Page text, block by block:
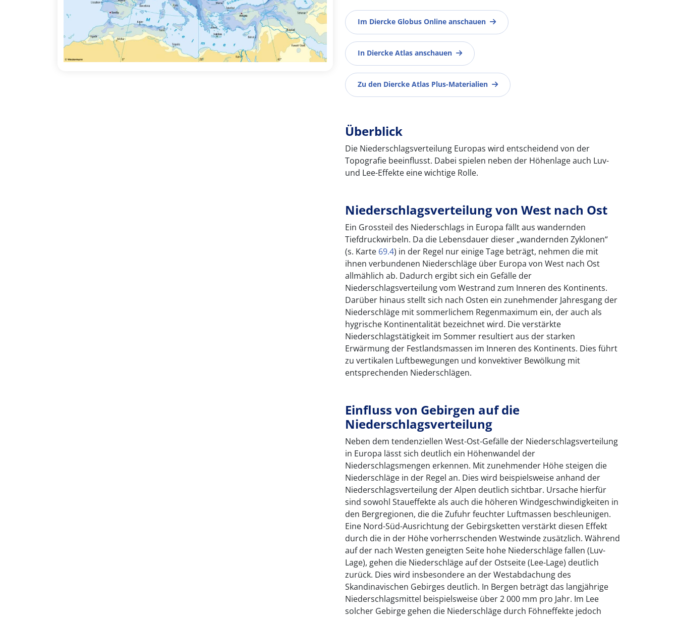
Im Diercke Globus Online anschauen
In Diercke Atlas anschauen
Zu den Diercke Atlas Plus-Materialien
Überblick
Die Niederschlagsverteilung Europas wird entscheidend von der
Topografie beeinflusst. Dabei spielen neben der Höhenlage auch Luv-
und Lee-Effekte eine wichtige Rolle.
Niederschlagsverteilung von West nach Ost
Ein Grossteil des Niederschlags in Europa fällt aus wandernden
Tiefdruckwirbeln. Da die Lebensdauer dieser „wandernden Zyklonen“
(s. Karte 69.4) in der Regel nur einige Tage beträgt, nehmen die mit
ihnen verbundenen Niederschläge über Europa von West nach Ost
allmählich ab. Dadurch ergibt sich ein Gefälle der
Niederschlagsverteilung vom Westrand zum Inneren des Kontinents.
Darüber hinaus stellt sich nach Osten ein zunehmender Jahresgang der
Niederschläge mit sommerlichem Regenmaximum ein, der auch als
hygrische Kontinentalität bezeichnet wird. Die verstärkte
Niederschlagstätigkeit im Sommer resultiert aus der starken
Erwärmung der Festlandsmassen im Inneren des Kontinents. Dies führt
zu vertikalen Luftbewegungen und konvektiver Bewölkung mit
entsprechenden Niederschlägen.
Einfluss von Gebirgen auf die
Niederschlagsverteilung
Neben dem tendenziellen West-Ost-Gefälle der Niederschlagsverteilung
in Europa lässt sich deutlich ein Höhenwandel der
Niederschlagsmengen erkennen. Mit zunehmender Höhe steigen die
Niederschläge in der Regel an. Dies wird beispielsweise anhand der
Niederschlagsverteilung der Alpen deutlich sichtbar. Ursache hierfür
sind sowohl Staueffekte als auch die höheren Windgeschwindigkeiten in
den Bergregionen, die die Zufuhr feuchter Luftmassen beschleunigen.
Eine Nord-Süd-Ausrichtung der Gebirgsketten verstärkt diesen Effekt
durch die in der Höhe vorherrschenden Westwinde zusätzlich. Während
auf der nach Westen geneigten Seite hohe Niederschläge fallen (Luv-
Lage), gehen die Niederschläge auf der Ostseite (Lee-Lage) deutlich
zurück. Dies wird insbesondere an der Westabdachung des
Skandinavischen Gebirges deutlich. In Bergen beträgt das langjährige
Niederschlagsmittel beispielsweise über 2 000 mm pro Jahr. Im Lee
solcher Gebirge gehen die Niederschläge durch Föhneffekte jedoch